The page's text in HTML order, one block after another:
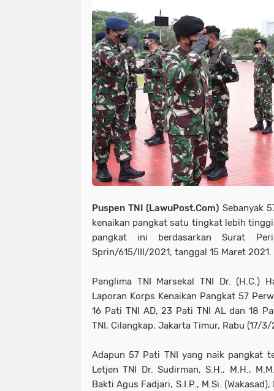
Puspen TNI (LawuPost.Com) Sebanyak
kenaikan pangkat satu tingkat lebih
pangkat ini berdasarkan Surat
Sprin/615/III/2021, tanggal 15 Maret 2021.
Panglima TNI Marsekal TNI Dr. (H.C.)
Laporan Korps Kenaikan Pangkat 57
16 Pati TNI AD, 23 Pati TNI AL dan 18
TNI, Cilangkap, Jakarta Timur, Rabu (17/3/
Adapun 57 Pati TNI yang naik pangkat
Letjen TNI Dr. Sudirman, S.H., M.H.,
Bakti Agus Fadjari, S.I.P., M.Si.